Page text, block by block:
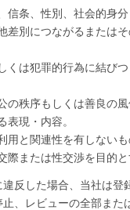
信条、性別、社会的身
差別につながるまたは
くは犯罪的行為に結び
の秩序もしくは善良の風
表現・内容。
用と関連性を有しない
際または性交渉を目的と
反した場合、当社は登
止、レビューの全部また